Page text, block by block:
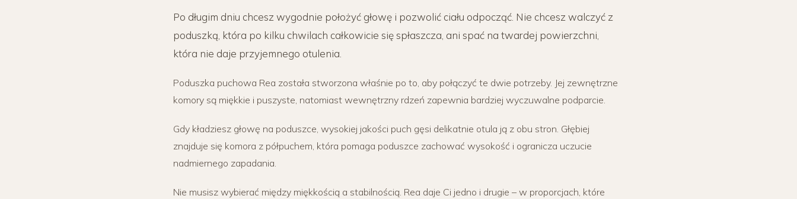
Po długim dniu chcesz wygodnie położyć głowę i pozwolić ciału odpocząć. Nie chcesz walczyć z
poduszką, która po kilku chwilach całkowicie się spłaszcza, ani spać na twardej powierzchni,
która nie daje przyjemnego otulenia.
Poduszka puchowa Rea została stworzona właśnie po to, aby połączyć te dwie potrzeby. Jej zewnętrzne
komory są miękkie i puszyste, natomiast wewnętrzny rdzeń zapewnia bardziej wyczuwalne podparcie.
Gdy kładziesz głowę na poduszce, wysokiej jakości puch gęsi delikatnie otula ją z obu stron. Głębiej
znajduje się komora z półpuchem, która pomaga poduszce zachować wysokość i ogranicza uczucie
nadmiernego zapadania.
Nie musisz wybierać między miękkością a stabilnością. Rea daje Ci jedno i drugie – w proporcjach, które